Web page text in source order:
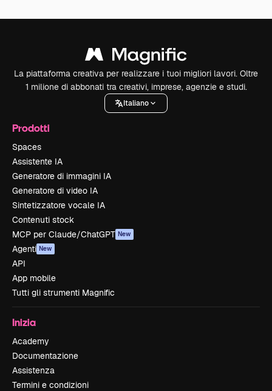
La piattaforma creativa per realizzare i tuoi migliori lavori. Oltre
1 milione di abbonati tra creativi, imprese, agenzie e studi.
Italiano
Prodotti
Spaces
Assistente IA
Generatore di immagini IA
Generatore di video IA
Sintetizzatore vocale IA
Contenuti stock
MCP per Claude/ChatGPT New
Agenti New
API
App mobile
Tutti gli strumenti Magnific
Inizia
Academy
Documentazione
Assistenza
Termini e condizioni